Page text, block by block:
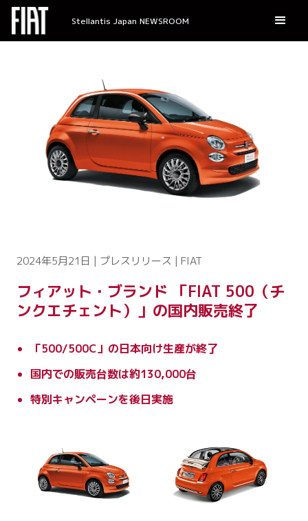
Stellantis Japan NEWSROOM
2024年5月21日 | プレスリリース | FIAT
フィアット・ブランド 「FIAT 500（チ
ンクエチェント）」の国内販売終了
「500/500C」の日本向け生産が終了
国内での販売台数は約130,000台
特別キャンペーンを後日実施